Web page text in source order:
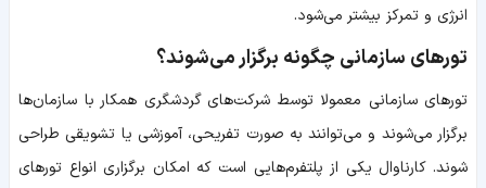
انرژی و تمرکز بیشتر می‌شود.
تورهای سازمانی چگونه برگزار می‌شوند؟
تورهای سازمانی معمولا توسط شرکت‌های گردشگری همکار با سازمان‌ها
برگزار می‌شوند و می‌توانند به صورت تفریحی، آموزشی یا تشویقی طراحی
شوند. کارناوال یکی از پلتفرم‌هایی است که امکان برگزاری انواع تورهای